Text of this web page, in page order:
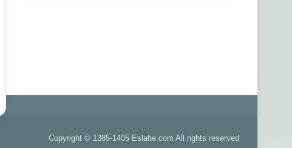
Copyright © 1385-1405 Eslahe.com All rights reserved